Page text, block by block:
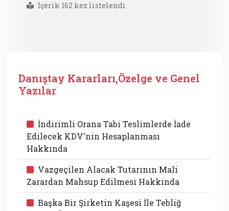
İçerik 162 kez listelendi
Danıştay Kararları,Özelge ve Genel
Yazılar
İndirimli Orana Tabi Teslimlerde İade
Edilecek KDV'nin Hesaplanması
Hakkında
Vazgeçilen Alacak Tutarının Mali
Zarardan Mahsup Edilmesi Hakkında
Başka Bir Şirketin Kaşesi İle Tebliğ